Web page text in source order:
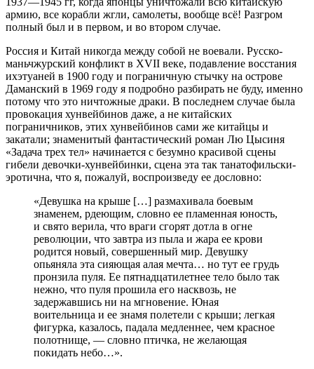
армию, все корабли жгли, самолеты, вообще всё! Разгром
полный был и в первом, и во втором случае.
Россия и Китай никогда между собой не воевали. Русско-
маньчжурский конфликт в XVII веке, подавление восстания
ихэтуаней в 1900 году и пограничную стычку на острове
Даманский в 1969 году я подробно разбирать не буду, именно
потому что это ничтожные драки. В последнем случае была
провокация хунвейбинов даже, а не китайских
пограничников, этих хунвейбинов сами же китайцы и
закатали; знаменитый фантастический роман Лю Цысиня
«Задача трех тел» начинается с безумно красивой сцены
гибели девочки-хунвейбинки, сцена эта так танатофильски-
эротична, что я, пожалуй, воспроизведу ее дословно:
«Девушка на крыше […] размахивала боевым
знаменем, рдеющим, словно ее пламенная юность,
и свято верила, что враги сгорят дотла в огне
революции, что завтра из пыла и жара ее крови
родится новый, совершенный мир. Девушку
опьяняла эта сияющая алая мечта… но тут ее грудь
пронзила пуля. Ее пятнадцатилетнее тело было так
нежно, что пуля прошила его насквозь, не
задержавшись ни на мгновение. Юная
воительница и ее знамя полетели с крыши; легкая
фигурка, казалось, падала медленнее, чем красное
полотнище, — словно птичка, не желающая
покидать небо…».